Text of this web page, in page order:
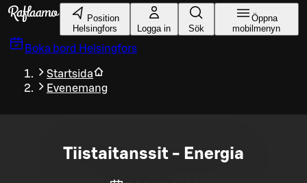
Gå till huvudinnehållet
Position
Helsingfors
Logga in Sök
Öppna
mobilmenyn
Boka bord Helsingfors
Startsida
Evenemang
Tiistaitanssit - Energia